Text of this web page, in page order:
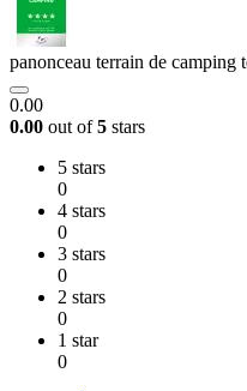
panonceau terrain de camping
0.00
0.00 out of5 stars
5 stars
0
4 stars
0
3 stars
0
2 stars
0
1 star
0